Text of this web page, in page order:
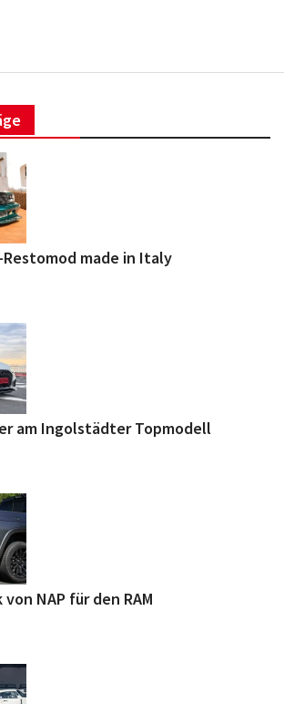
Restomod made in Italy
am Ingolstädter Topmodell
NAP für den RAM